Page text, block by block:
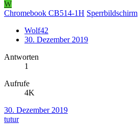
W
Chromebook CB514-1H Sperrbildschirm
Wolf42
30. Dezember 2019
Antworten
1
Aufrufe
4K
30. Dezember 2019
tutur